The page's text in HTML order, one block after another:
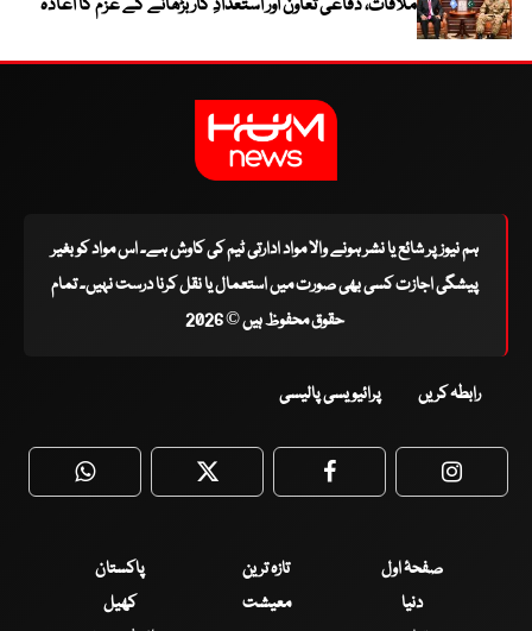
ملاقات، دفاعی تعاون اور استعدادِ کار بڑھانے کے عزم کا اعادہ
ہم نیوز پر شائع یا نشر ہونے والا مواد ادارتی ٹیم کی کاوش ہے۔ اس مواد کو بغیر
پیشگی اجازت کسی بھی صورت میں استعمال یا نقل کرنا درست نہیں۔ تمام
حقوق محفوظ ہیں © 2026
رابطہ کریں پرائیویسی پالیسی
WhatsApp Twitter Facebook
صفحۂ اول تازہ ترین
پاکستان
دنیا
معیشت
کھیل